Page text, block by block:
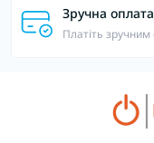
Зручна оплата
Платіть